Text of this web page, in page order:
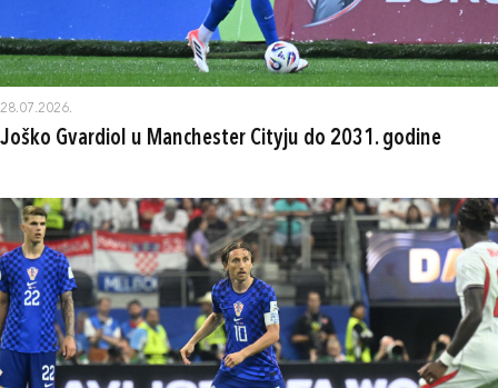
28.07.2026.
Joško Gvardiol u Manchester Cityju do 2031. godine